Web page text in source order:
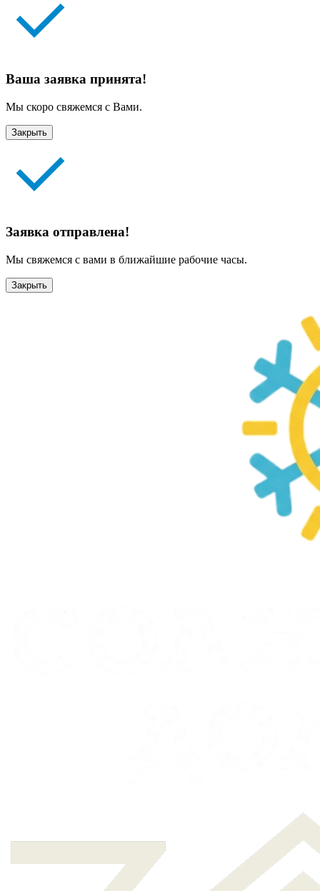
Ваша заявка принята!
Мы скоро свяжемся с Вами.
Закрыть
Заявка отправлена!
Мы свяжемся с вами в ближайшие рабочие часы.
Закрыть